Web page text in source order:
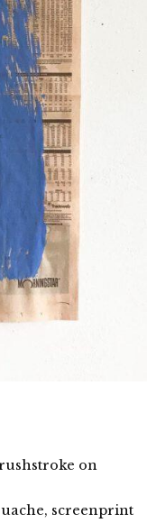
on
screenprint